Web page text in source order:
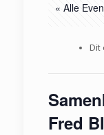
« Alle
Dit
Fred